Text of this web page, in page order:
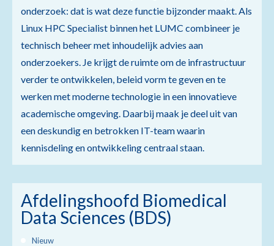
onderzoek: dat is wat deze functie bijzonder maakt. Als
Linux HPC Specialist binnen het LUMC combineer je
technisch beheer met inhoudelijk advies aan
onderzoekers. Je krijgt de ruimte om de infrastructuur
verder te ontwikkelen, beleid vorm te geven en te
werken met moderne technologie in een innovatieve
academische omgeving. Daarbij maak je deel uit van
een deskundig en betrokken IT-team waarin
kennisdeling en ontwikkeling centraal staan.
Afdelingshoofd Biomedical
Data Sciences (BDS)
Nieuw